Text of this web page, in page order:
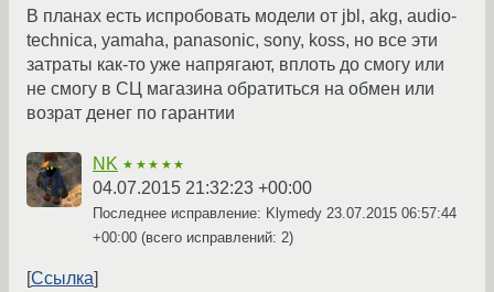
В планах есть испробовать модели от jbl, akg, audio-
technica, yamaha, panasonic, sony, koss, но все эти
затраты как-то уже напрягают, вплоть до смогу или
не смогу в СЦ магазина обратиться на обмен или
возрат денег по гарантии
NK ★★★★★
04.07.2015 21:32:23 +00:00
Последнее исправление: Klymedy 23.07.2015 06:57:44
+00:00 (всего исправлений: 2)
Ссылка